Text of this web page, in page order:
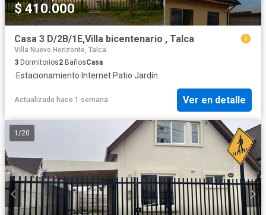
$ 410.000
Casa 3 D/2B/1E,Villa bicentenario , Talca
Villa Nuevo Horizonte, Talca
3 Dormitorios2 BañosCasa
·Estacionamiento· Internet·Patio·Jardín
Actualizado hace 1 semana Ver en detalle
1 /20